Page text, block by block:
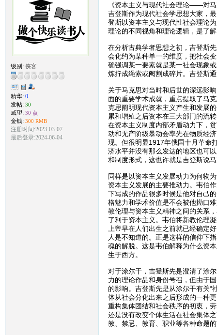
级别: 侠客
精华: 0
发帖: 30
威望: 30 点
金钱: 300 RMB
注册时间:2023-03-07
最后登录:2024-06-04
《资本主义与现代社会理论——对
吉登斯作为现代社会学思想大家，
登斯以资本主义与现代性社会理论
理论的不同视角和理论逻辑，是了
在分析古典学者思想之初，吉登斯
会化约为某种单一的维度，把社会
确强调某一要素就是某一社会现象
炼拧成绳索或阉割成碎片。吉登斯
关于马克思对当时和后世的深远影
面的重要学术成就，重点提取了马
克思阐明现代资本主义产生和发展
累和增殖之后资本在三大部门的流
在资本主义制度内部矛盾动力下，
动和无产阶级暴动会率先在物质经
现。但很明显1917年俄国十月革命
济水平并没有那么发达的地区也可
和制度形式，这也许就是吉登斯说
同样是以资本主义发展动力为何物
资本主义发展的主要推动力。韦伯
下写成的作品很多时候是他对自己
格魅力和学术价值是不会被他拗口
教伦理与资本主义精神之间的关系
了利于资本主义。韦伯将新教伦理
上帝早在人们出生之前就已经确定
人是不知道的。正是这样的信仰下
魂的解脱。这是韦伯解释为什么资
生于西方。
对于涂尔干，吉登斯先是澄清了涂
力的理论作品和身份号召，但由于
的影响。吉登斯先是从涂尔干有关“
体从社会分化出来之后形成的一种
重构集体团结和社会秩序的初衷，
还是没有改变个体生活在社会集体
教、禁忌、教育、职业等各种命题